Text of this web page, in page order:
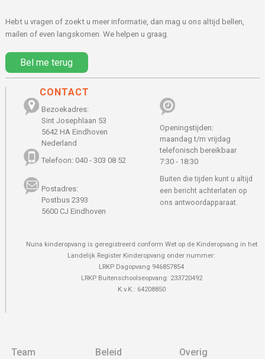
Hebt u vragen of zoekt u meer informatie, dan mag u ons altijd bellen,
mailen of even langskomen. We helpen u graag.
Bel me terug
CONTACT
Bezoekadres:
Sint Josephlaan 53
5642 HA Eindhoven
Nederland
Telefoon: 040 - 303 08 52
Postadres:
Postbus 2393
5600 CJ Eindhoven
Openingstijden:
maandag t/m vrijdag
telefonisch bereikbaar
7:30 - 18:30
Buiten die tijden kunt u altijd
een bericht achterlaten op
ons antwoordapparaat.
Nuna kinderopvang is geregistreerd conform Wet op de Kinderopvang in het
Landelijk Register Kinderopvang onder nummer:
LRKP Dagopvang 946857854
LRKP Buitenschoolseopvang: 233720492
K.v.K.: 64208850
Team Beleid Overig